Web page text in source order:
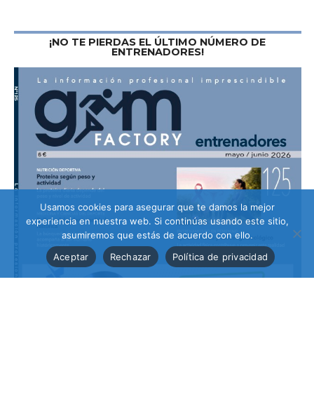
¡NO TE PIERDAS EL ÚLTIMO NÚMERO DE
ENTRENADORES!
Usamos cookies para asegurar que te damos la mejor
experiencia en nuestra web. Si continúas usando este sitio,
asumiremos que estás de acuerdo con ello.
Aceptar
Rechazar Política de privacidad